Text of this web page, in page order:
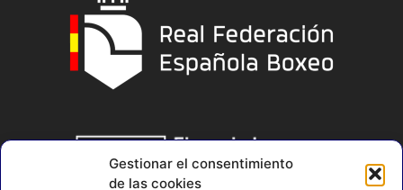
Gestionar el consentimiento
de las cookies